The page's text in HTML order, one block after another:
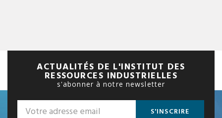
ACTUALITÉS DE L'INSTITUT DES
RESSOURCES INDUSTRIELLES
s'abonner à notre newsletter
S'INSCRIRE